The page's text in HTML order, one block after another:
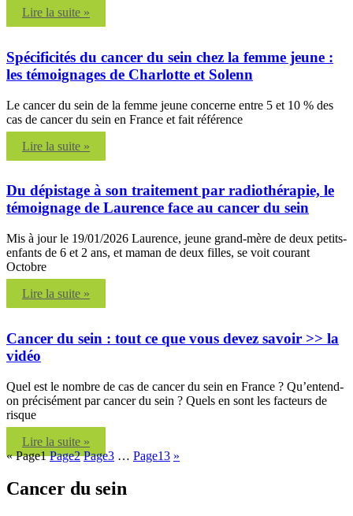
Lire la suite »
Spécificités du cancer du sein chez la femme jeune :
les témoignages de Charlotte et Solenn
Le cancer du sein de la femme jeune concerne entre 5 et 10 % des
cas de cancer du sein en France et fait référence
Lire la suite »
Du dépistage à son traitement par radiothérapie, le
témoignage de Laurence face au cancer du sein
Mis à jour le 19/01/2026 Laurence, jeune grand-mère de deux petits-
enfants de 6 et 2 ans, et maman de deux filles, se voit courant
Octobre
Lire la suite »
Cancer du sein : tout ce que vous devez savoir >> la
vidéo
Quel est le nombre de cas de cancer du sein en France ? Qu’entend-
on précisément par cancer du sein ? Quels en sont les facteurs de
risque
Lire la suite »
« Page1 Page2 Page3 … Page13 »
Cancer du sein